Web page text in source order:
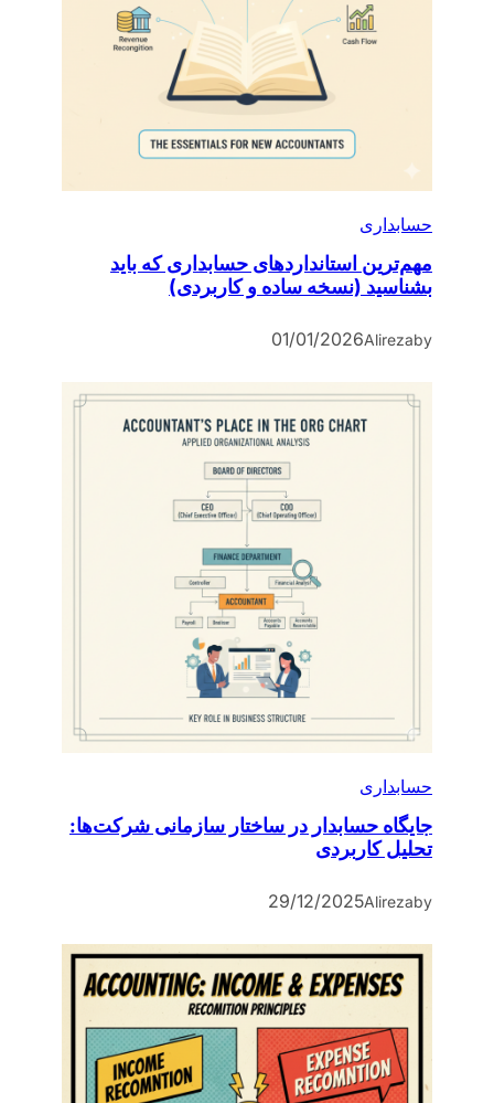
حسابداری
مهم‌ترین استانداردهای حسابداری که باید
بشناسید (نسخه ساده و کاربردی)
by
Alireza
01/01/2026
حسابداری
جایگاه حسابدار در ساختار سازمانی شرکت‌ها:
تحلیل کاربردی
by
Alireza
29/12/2025